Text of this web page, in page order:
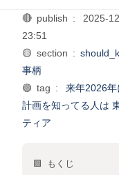
🔴 publish : 2025-
23:51
🟡 section :
事柄
🟢 tag :
来年2026
計画を知ってる人は
ティア
🟩 もくじ